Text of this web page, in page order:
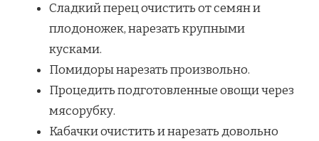
Сладкий перец очистить от семян и
плодоножек, нарезать крупными
кусками.
Помидоры нарезать произвольно.
Процедить подготовленные овощи через
мясорубку.
Кабачки очистить и нарезать довольно